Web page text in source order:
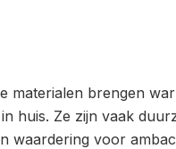
materialen brengen
huis. Ze zijn vaak
waardering voor